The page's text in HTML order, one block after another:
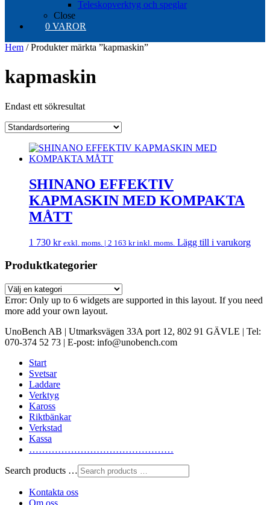
Teleskopverktyg och speglar
Close
0 VAROR
Hem / Produkter märkta ”kapmaskin”
kapmaskin
Endast ett sökresultat
SHINANO EFFEKTIV
KAPMASKIN MED KOMPAKTA
MÅTT
1 730 kr exkl. moms. | 2 163 krinkl. moms. Lägg till i varukorg
Produktkategorier
Error: Only up to 6 widgets are supported in this layout. If you need
more add your own layout.
UnoBench AB | Utmarksvägen 33A port 12, 802 91 GÄVLE | Tel:
070-374 52 73 | E-post: info@unobench.com
Start
Svetsar
Laddare
Verktyg
Kaross
Riktbänkar
Verkstad
Kassa
………………………………………
Search products …
Kontakta oss